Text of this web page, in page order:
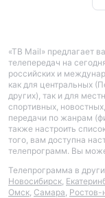
«ТВ Mail» предлагает
телепередач на
российских и
как для центральных
других), так и для
спортивных,
передачи по жанрам
также настроить
того, вам доступна
телепрограмм. Вы
Телепрограмма в
Новосибирск,
Омск, Самара,